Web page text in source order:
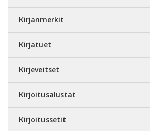
Kirjanmerkit
Kirjatuet
Kirjeveitset
Kirjoitusalustat
Kirjoitussetit